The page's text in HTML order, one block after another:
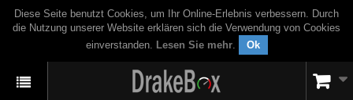
Diese Seite benutzt Cookies, um Ihr Online-Erlebnis verbessern. Durch
die Nutzung unserer Website erklären sich die Verwendung von Cookies
einverstanden. Lesen Sie mehr. Ok